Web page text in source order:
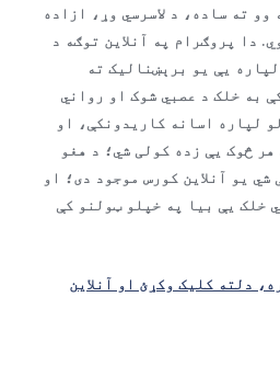
ته ساده، د لاسرسي وړ، ازاده
دا پروګرام په آنلاین توګه د
یې یو برېښنالیک ته
به خلک د عصبي شوک او رواني
لپاره اسانه کاریدونکې، او
څوک یې زده کولی شي؛ د هغو
یو آنلاین کورس موجود دی؛ او
خلک یې بیا په خپلو ټولنو کې
دلته کلیک وکړئ او آنلاین